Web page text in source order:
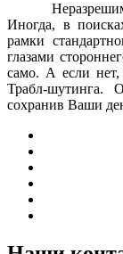
Иногда, в
рамки
глазами
само. А если нет,
Трабл-шутинга.
сохранив Ваши